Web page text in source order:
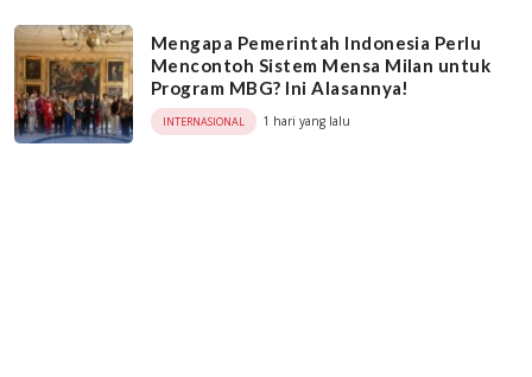
Mengapa Pemerintah Indonesia Perlu
Mencontoh Sistem Mensa Milan untuk
Program MBG? Ini Alasannya!
INTERNASIONAL 1 hari yang lalu